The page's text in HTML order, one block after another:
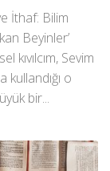
İthaf: Bilim
Beyinler’
kıvılcım, Sevim
kullandığı o
bir...